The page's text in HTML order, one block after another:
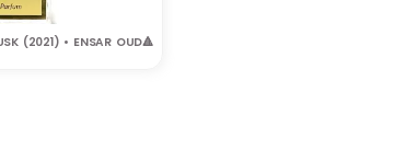
(2021) • ENSAR OUD‎🔺